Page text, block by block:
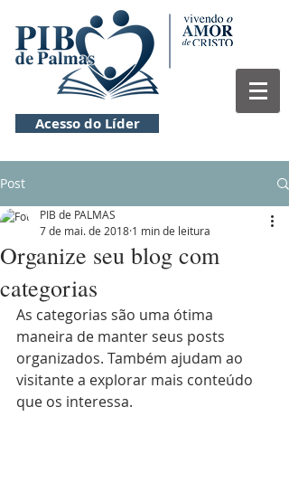
Acesso do Líder
Post
Organize seu blog com
categorias
PIB de PALMAS
7 de mai. de 2018 1 min de leitura
As categorias são uma ótima
maneira de manter seus posts
organizados. Também ajudam ao
visitante a explorar mais conteúdo
que os interessa.